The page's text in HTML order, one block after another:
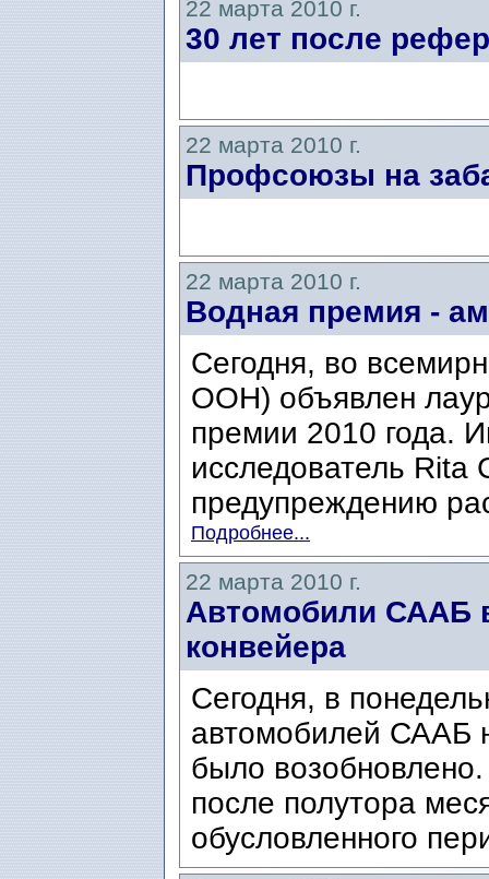
22 марта 2010 г.
30 лет после
22 марта 2010 г.
Профсоюзы на
22 марта 2010 г.
Водная премия -
Сегодня, во
ООН) объявлен
премии 2010 года.
исследователь Rita
предупреждению
Подробнее...
22 марта 2010 г.
Автомобили СААБ
конвейера
Сегодня, в
автомобилей СААБ
было
после полутора
обусловленного